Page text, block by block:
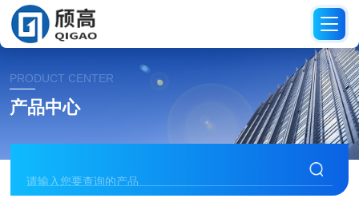
PRODUCT CENTER
产品中心